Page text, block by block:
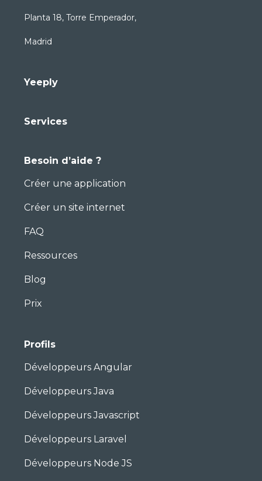
Planta 18, Torre Emperador,
Madrid
Yeeply
Services
Besoin d’aide ?
Créer une application
Créer un site internet
FAQ
Ressources
Blog
Prix
Profils
Développeurs Angular
Développeurs Java
Développeurs Javascript
Développeurs Laravel
Développeurs Node JS